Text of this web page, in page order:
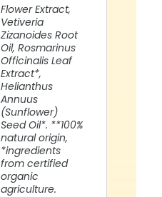
Flower Extract,
Vetiveria
Zizanoides Root
Oil, Rosmarinus
Officinalis Leaf
Extract*,
Helianthus
Annuus
(Sunflower)
Seed Oil*. **100%
natural origin,
*ingredients
from certified
organic
agriculture.